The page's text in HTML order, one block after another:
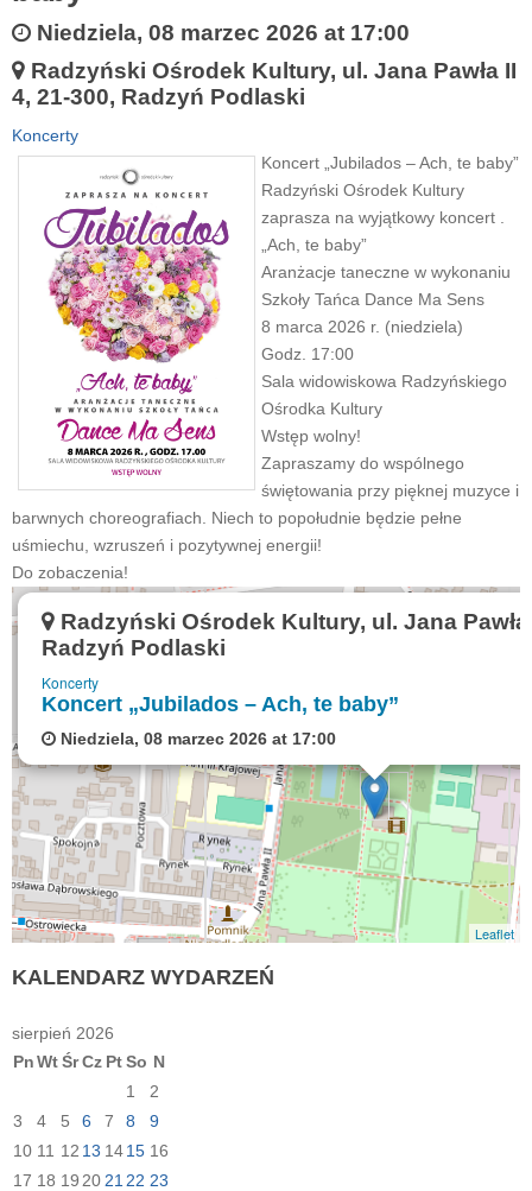
Niedziela, 08 marzec 2026 at 17:00
Radzyński Ośrodek Kultury, ul. Jana Pawła II
4, 21-300, Radzyń Podlaski
Koncerty
Koncert „Jubilados – Ach, te baby”
Radzyński Ośrodek Kultury
zaprasza na wyjątkowy koncert .
„Ach, te baby”
Aranżacje taneczne w wykonaniu
Szkoły Tańca Dance Ma Sens
8 marca 2026 r. (niedziela)
Godz. 17:00
Sala widowiskowa Radzyńskiego
Ośrodka Kultury
Wstęp wolny!
Zapraszamy do wspólnego
świętowania przy pięknej muzyce i
barwnych choreografiach. Niech to popołudnie będzie pełne
uśmiechu, wzruszeń i pozytywnej energii!
Do zobaczenia!
Radzyński Ośrodek Kultury, ul. Jana Pawła
Radzyń Podlaski
Koncerty
Koncert „Jubilados – Ach, te baby”
Niedziela, 08 marzec 2026 at 17:00
Leaflet
KALENDARZ WYDARZEŃ
sierpień 2026
PnWtŚrCz PtSo N
1
2
3
4 5 6 7 8
9
10 11 12 13 1415 16
17 18 19 20 21 22 23